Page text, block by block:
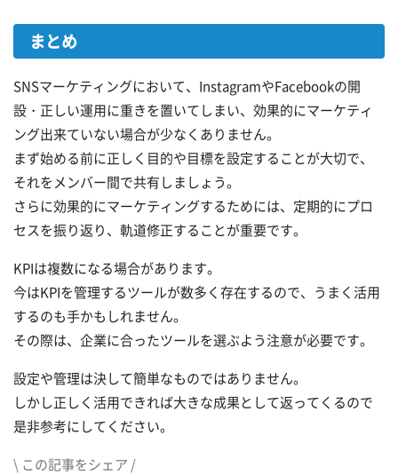
まとめ
SNSマーケティングにおいて、InstagramやFacebookの開
設・正しい運用に重きを置いてしまい、効果的にマーケティ
ング出来ていない場合が少なくありません。
まず始める前に正しく目的や目標を設定することが大切で、
それをメンバー間で共有しましょう。
さらに効果的にマーケティングするためには、定期的にプロ
セスを振り返り、軌道修正することが重要です。
KPIは複数になる場合があります。
今はKPIを管理するツールが数多く存在するので、うまく活用
するのも手かもしれません。
その際は、企業に合ったツールを選ぶよう注意が必要です。
設定や管理は決して簡単なものではありません。
しかし正しく活用できれば大きな成果として返ってくるので
是非参考にしてください。
\ この記事をシェア /